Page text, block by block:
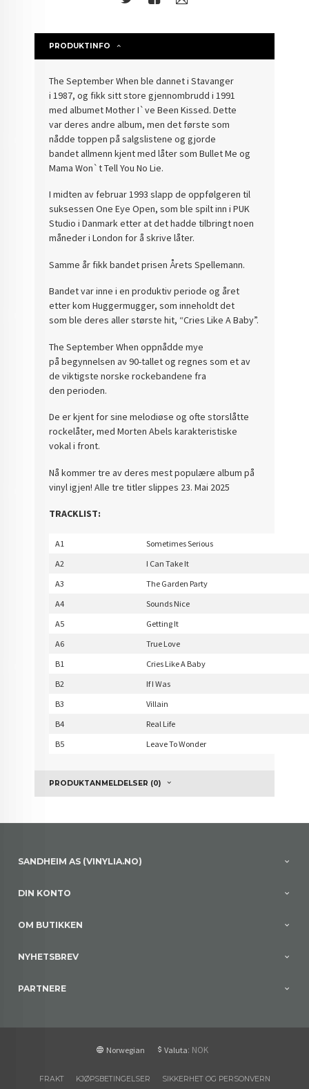
PRODUKTINFO
The September When ble dannet i Stavanger
i 1987, og fikk sitt store gjennombrudd i 1991
med albumet Mother I`ve Been Kissed. Dette
var deres andre album, men det første som
nådde toppen på salgslistene og gjorde
bandet allmenn kjent med låter som Bullet Me og
Mama Won`t Tell You No Lie.
I midten av februar 1993 slapp de oppfølgeren til
suksessen One Eye Open, som ble spilt inn i PUK
Studio i Danmark etter at det hadde tilbringt noen
måneder i London for å skrive låter.
Samme år fikk bandet prisen Årets Spellemann.
Bandet var inne i en produktiv periode og året
etter kom Huggermugger, som inneholdt det
som ble deres aller største hit, “Cries Like A Baby”.
The September When oppnådde mye
på begynnelsen av 90-tallet og regnes som et av
de viktigste norske rockebandene fra
den perioden.
De er kjent for sine melodiøse og ofte storslåtte
rockelåter, med Morten Abels karakteristiske
vokal i front.
Nå kommer tre av deres mest populære album på
vinyl igjen! Alle tre titler slippes 23. Mai 2025
TRACKLIST:
A1
Sometimes Serious
A2
I Can Take It
A3
The Garden Party
A4
Sounds Nice
A5
Getting It
A6
True Love
B1
Cries Like A Baby
B2
If I Was
B3
Villain
B4
Real Life
B5
Leave To Wonder
PRODUKTANMELDELSER (0)
SANDHEIM AS (VINYLIA.NO)
DIN KONTO
OM BUTIKKEN
NYHETSBREV
PARTNERE
Norwegian Valuta: NOK
FRAKT KJØPSBETINGELSER SIKKERHET OG PERSONVERN